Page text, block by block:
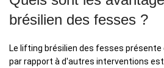
brésilien des fesses ?
Le lifting brésilien des fesses
par rapport à d'autres interventions